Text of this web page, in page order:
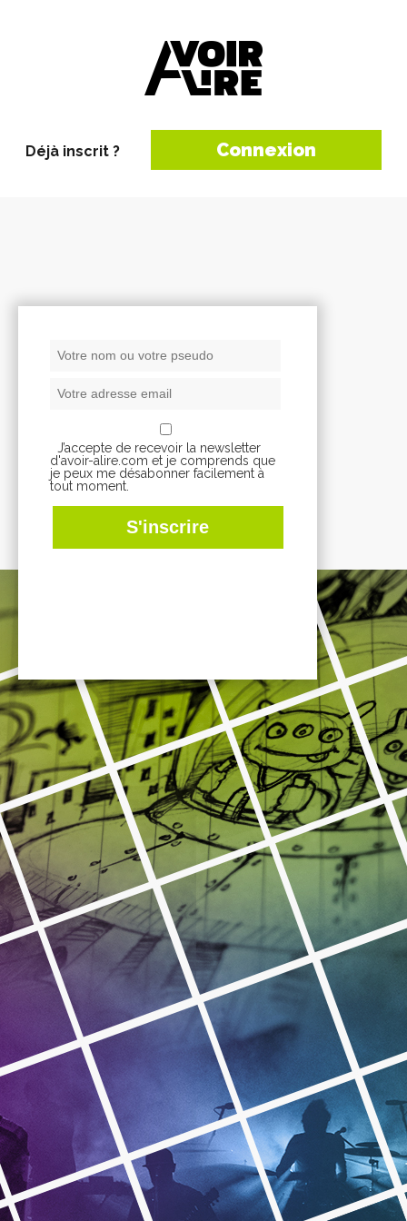
Déjà inscrit ? Connexion
J’accepte de recevoir la newsletter
d'avoir-alire.com et je comprends que
je peux me désabonner facilement à
tout moment.